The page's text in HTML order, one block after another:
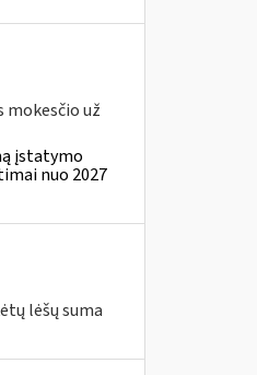
mokesčio už
įstatymo
nuo 2027
lėšų suma